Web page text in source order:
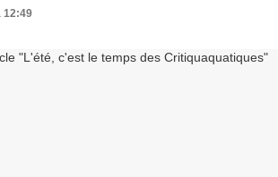
12:49